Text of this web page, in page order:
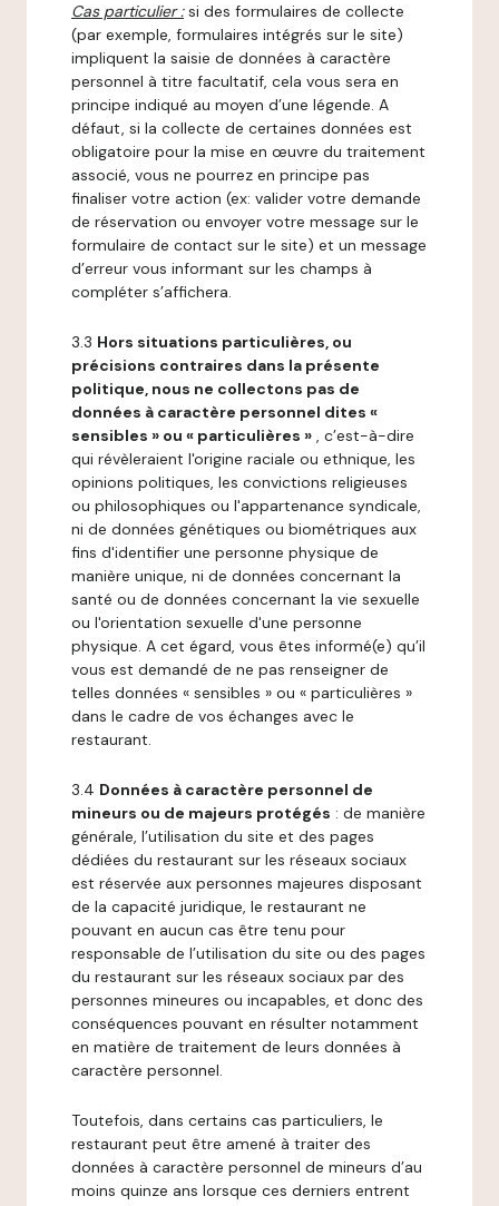
Cas particulier : si des formulaires de collecte
(par exemple, formulaires intégrés sur le site)
impliquent la saisie de données à caractère
personnel à titre facultatif, cela vous sera en
principe indiqué au moyen d’une légende. A
défaut, si la collecte de certaines données est
obligatoire pour la mise en œuvre du traitement
associé, vous ne pourrez en principe pas
finaliser votre action (ex: valider votre demande
de réservation ou envoyer votre message sur le
formulaire de contact sur le site) et un message
d’erreur vous informant sur les champs à
compléter s’affichera.
3.3 Hors situations particulières, ou
précisions contraires dans la présente
politique, nous ne collectons pas de
données à caractère personnel dites «
sensibles » ou « particulières » , c’est-à-dire
qui révèleraient l'origine raciale ou ethnique, les
opinions politiques, les convictions religieuses
ou philosophiques ou l'appartenance syndicale,
ni de données génétiques ou biométriques aux
fins d'identifier une personne physique de
manière unique, ni de données concernant la
santé ou de données concernant la vie sexuelle
ou l'orientation sexuelle d'une personne
physique. A cet égard, vous êtes informé(e) qu’il
vous est demandé de ne pas renseigner de
telles données « sensibles » ou « particulières »
dans le cadre de vos échanges avec le
restaurant.
3.4 Données à caractère personnel de
mineurs ou de majeurs protégés : de manière
générale, l’utilisation du site et des pages
dédiées du restaurant sur les réseaux sociaux
est réservée aux personnes majeures disposant
de la capacité juridique, le restaurant ne
pouvant en aucun cas être tenu pour
responsable de l’utilisation du site ou des pages
du restaurant sur les réseaux sociaux par des
personnes mineures ou incapables, et donc des
conséquences pouvant en résulter notamment
en matière de traitement de leurs données à
caractère personnel.
Toutefois, dans certains cas particuliers, le
restaurant peut être amené à traiter des
données à caractère personnel de mineurs d’au
moins quinze ans lorsque ces derniers entrent